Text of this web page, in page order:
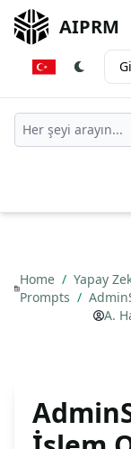
AIPRM
Home / Yapay
Prompts /
A.